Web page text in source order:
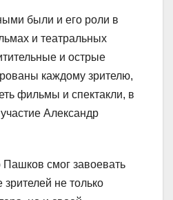
были и его роли в
и театральных
и острые
каждому зрителю,
фильмы и спектакли, в
Александр
Пашков смог завоевать
не только